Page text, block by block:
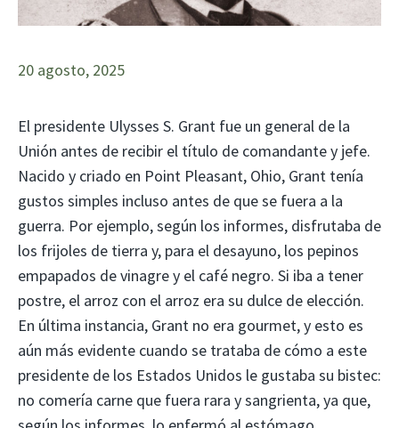
20 agosto, 2025
El presidente Ulysses S. Grant fue un general de la
Unión antes de recibir el título de comandante y jefe.
Nacido y criado en Point Pleasant, Ohio, Grant tenía
gustos simples incluso antes de que se fuera a la
guerra. Por ejemplo, según los informes, disfrutaba de
los frijoles de tierra y, para el desayuno, los pepinos
empapados de vinagre y el café negro. Si iba a tener
postre, el arroz con el arroz era su dulce de elección.
En última instancia, Grant no era gourmet, y esto es
aún más evidente cuando se trataba de cómo a este
presidente de los Estados Unidos le gustaba su bistec:
no comería carne que fuera rara y sangrienta, ya que,